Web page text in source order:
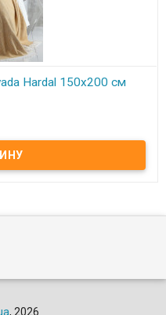
Hardal 150x200 см
полиэстер. Упаковка: ПВХ.
, 2026